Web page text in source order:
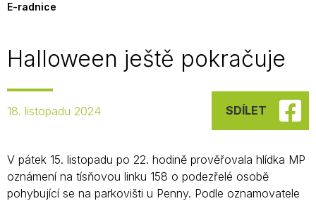
E-radnice
Halloween ještě pokračuje
18. listopadu 2024 SDÍLET
V pátek 15. listopadu po 22. hodině prověřovala hlídka MP
oznámení na tísňovou linku 158 o podezřelé osobě
pohybující se na parkovišti u Penny. Podle oznamovatele